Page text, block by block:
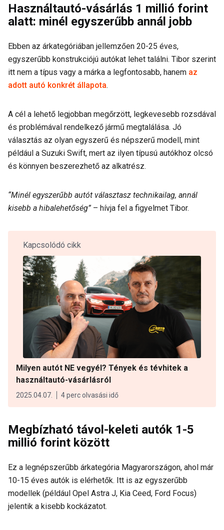
Használtautó-vásárlás 1 millió forint
alatt: minél egyszerűbb annál jobb
​​Ebben az árkategóriában jellemzően 20-25 éves,
egyszerűbb konstrukciójú autókat lehet találni. Tibor szerint
itt nem a típus vagy a márka a legfontosabb, hanem az
adott autó konkrét állapota.
A cél a lehető legjobban megőrzött, legkevesebb rozsdával
és problémával rendelkező jármű megtalálása. Jó
választás az olyan egyszerű és népszerű modell, mint
például a Suzuki Swift, mert az ilyen típusú autókhoz olcsó
és könnyen beszerezhető az alkatrész.
“Minél egyszerűbb autót választasz technikailag, annál
kisebb a hibalehetőség” – hívja fel a figyelmet Tibor.
Kapcsolódó cikk
Milyen autót NE vegyél? Tények és tévhitek a
használtautó-vásárlásról
2025.04.07. 4 perc olvasási idő
Megbízható távol-keleti autók 1-5
millió forint között
Ez a legnépszerűbb árkategória Magyarországon, ahol már
10-15 éves autók is elérhetők. Itt is az egyszerűbb
modellek (például Opel Astra J, Kia Ceed, Ford Focus)
jelentik a kisebb kockázatot.